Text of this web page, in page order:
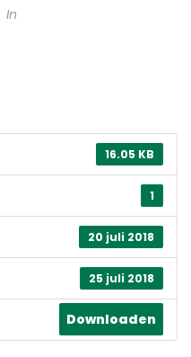
In
16.05 KB
1
20 juli 2018
25 juli 2018
Downloaden